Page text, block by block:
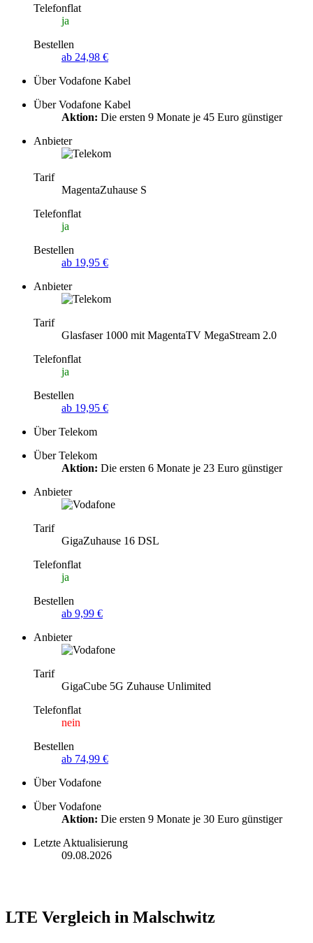
Telefonflat
ja
Bestellen
ab 24,98 €
Über Vodafone Kabel
Über Vodafone Kabel
Aktion: Die ersten 9 Monate je 45 Euro günstiger
Anbieter
Tarif
MagentaZuhause S
Telefonflat
ja
Bestellen
ab 19,95 €
Anbieter
Tarif
Glasfaser 1000 mit MagentaTV MegaStream 2.0
Telefonflat
ja
Bestellen
ab 19,95 €
Über Telekom
Über Telekom
Aktion: Die ersten 6 Monate je 23 Euro günstiger
Anbieter
Tarif
GigaZuhause 16 DSL
Telefonflat
ja
Bestellen
ab 9,99 €
Anbieter
Tarif
GigaCube 5G Zuhause Unlimited
Telefonflat
nein
Bestellen
ab 74,99 €
Über Vodafone
Über Vodafone
Aktion: Die ersten 9 Monate je 30 Euro günstiger
Letzte Aktualisierung
09.08.2026
LTE Vergleich in Malschwitz